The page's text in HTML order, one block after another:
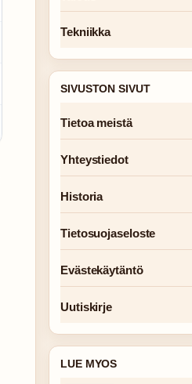
Tekniikka
SIVUSTON SIVUT
Tietoa meistä
Yhteystiedot
Historia
Tietosuojaseloste
Evästekäytäntö
Uutiskirje
LUE MYOS